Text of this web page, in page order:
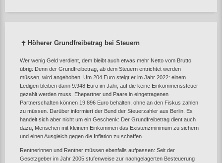
Höherer Grundfreibetrag bei Steuern
Wer wenig Geld verdient, dem bleibt auch etwas mehr Netto vom Brutto
übrig: Denn der Grundfreibetrag, ab dem Steuern entrichtet werden
müssen, wird angehoben. Um 204 Euro steigt er im Jahr 2022: einem
Ledigen bleiben dann 9.948 Euro im Jahr, auf die keine Einkommenssteuer
gezahlt werden muss. Ehepartner und Paare in eingetragenen
Partnerschaften können 19.896 Euro behalten, ohne an den Fiskus zahlen
zu müssen. Darüber informiert der Bund der Steuerzahler aus Berlin. Es
handelt sich aber nicht um ein Geschenk: Der Grundfreibetrag dient auch
dazu, Menschen mit kleinem Einkommen das Existenzminimum zu sichern
und einen Ausgleich gegen die Inflation zu schaffen.
Rentnerinnen und Rentner müssen ebenfalls aufpassen: Seit der
Gesetzgeber im Jahr 2005 stufenweise zur nachgelagerten Besteuerung